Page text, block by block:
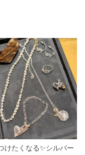
けたくなる✨シルバー